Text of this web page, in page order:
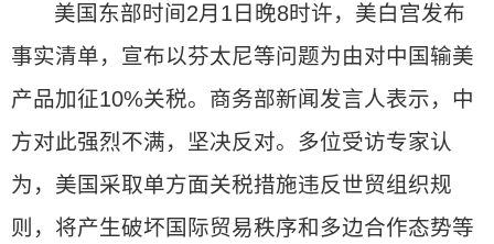
美国东部时间2月1日晚8时许，美白宫发布
事实清单，宣布以芬太尼等问题为由对中国输美
产品加征10%关税。商务部新闻发言人表示，中
方对此强烈不满，坚决反对。多位受访专家认
为，美国采取单方面关税措施违反世贸组织规
则，将产生破坏国际贸易秩序和多边合作态势等